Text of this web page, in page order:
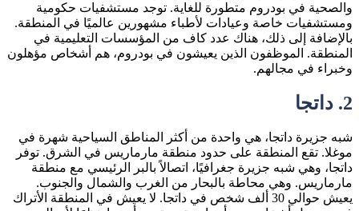
والصحية في بودروم متطورة للغاية. توجد مستشفيات حكومية
ومستشفيات خاصة وعيادات لأطباء مشهورين عالميًا في المنطقة.
بالإضافة إلى ذلك، هناك عدد كاف من المؤسسات التعليمية في
المنطقة. الموظفون الذين يعيشون في بودروم، هم أشخاص مؤهلون
وخبراء في مجالهم.
2. داتجا
شبه جزيرة داتجا، هي واحدة من أكثر المناطق السياحية شهرة في
موغلا. تقع المنطقة على حدود منطقة مارماريس في الشرق. توفر
داتجا، وهي شبه جزيرة جغرافيًا، اتصالاً بالبر الرئيسي مع منطقة
مارماريس. وهي محاطة بالبحار من الغرب والشمال والجنوب.
يعيش حوالي 30 ألف شخص في داتجا. لا يعيش في المنطقة الأتراك